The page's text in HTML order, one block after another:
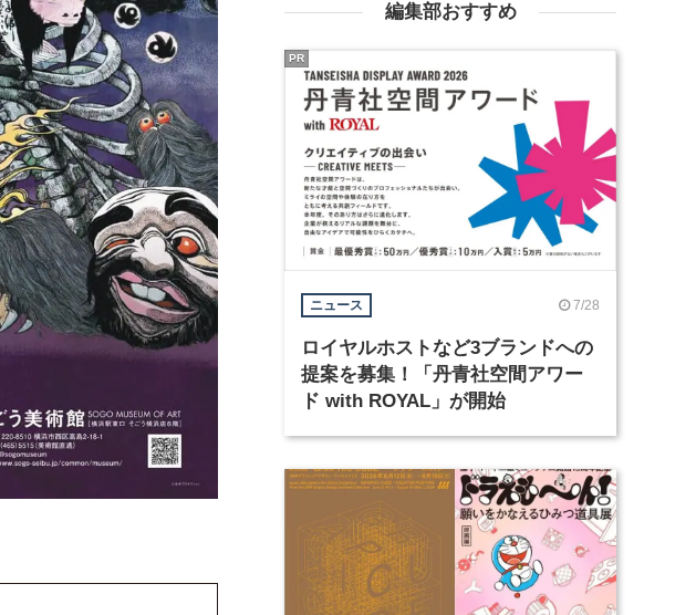
編集部おすすめ
ニュース 7/28
ロイヤルホストなど3ブランドへの
提案を募集！「丹青社空間アワー
ド with ROYAL」が開始
PR